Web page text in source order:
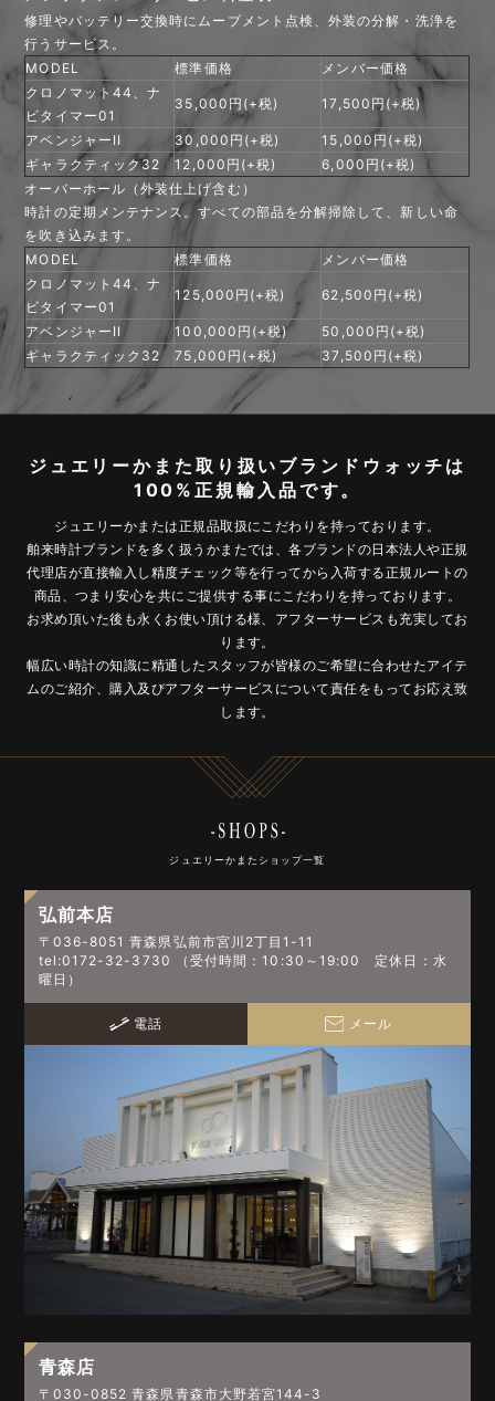
修理やバッテリー交換時にムーブメント点検、外装の分解・洗浄を
行うサービス。
MODEL
標準価格
メンバー価格
クロノマット44、ナ
ビタイマー01
35,000円(+税) 17,500円(+税)
アベンジャーII 30,000円(+税)
15,000円(+税)
ギャラクティック32
12,000円(+税)
6,000円(+税)
オーバーホール（外装仕上げ含む）
時計の定期メンテナンス。すべての部品を分解掃除して、新しい命
を吹き込みます。
MODEL
標準価格
メンバー価格
クロノマット44、ナ
ビタイマー01
125,000円(+税) 62,500円(+税)
アベンジャーII 100,000円(+税)
50,000円(+税)
ギャラクティック32
75,000円(+税) 37,500円(+税)
ジュエリーかまた取り扱いブランドウォッチは
100%正規輸入品です。
ジュエリーかまたは正規品取扱にこだわりを持っております。
舶来時計ブランドを多く扱うかまたでは、各ブランドの日本法人や正規
代理店が直接輸入し精度チェック等を行ってから入荷する正規ルートの
商品、つまり安心を共にご提供する事にこだわりを持っております。
お求め頂いた後も永くお使い頂ける様、アフターサービスも充実してお
ります。
幅広い時計の知識に精通したスタッフが皆様のご希望に合わせたアイテ
ムのご紹介、購入及びアフターサービスについて責任をもってお応え致
します。
ジュエリーかまたショップ一覧
弘前本店
〒036-8051 青森県弘前市宮川2丁目1-11
tel:0172-32-3730 （受付時間：10:30～19:00 定休日：水
曜日）
電話 メール
青森店
〒030-0852 青森県青森市大野若宮144-3